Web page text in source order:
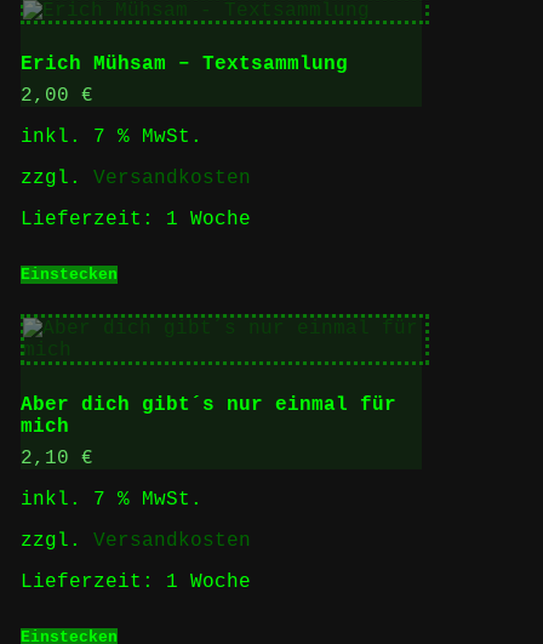
Erich Mühsam – Textsammlung
2,00 €
inkl. 7 % MwSt.
zzgl. Versandkosten
Lieferzeit: 1 Woche
Einstecken
Aber dich gibt´s nur einmal für
mich
2,10 €
inkl. 7 % MwSt.
zzgl. Versandkosten
Lieferzeit: 1 Woche
Einstecken